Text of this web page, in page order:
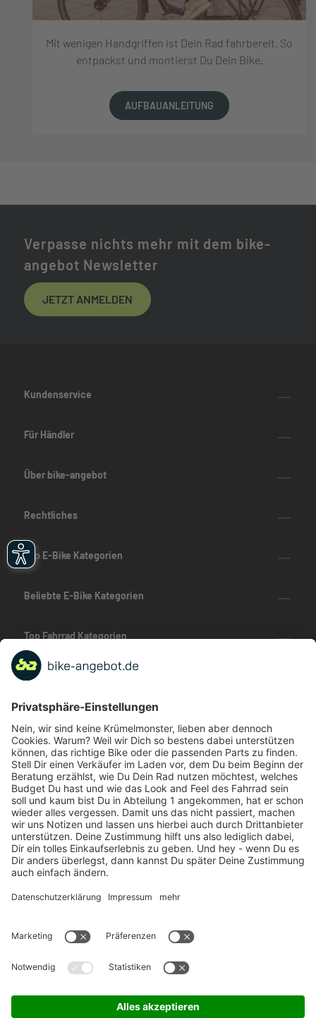
Mit wenigen Handgriffen ist Dein Rad fahrbereit. So
entpackst und montierst Du Dein Bike.
AUFBAUANLEITUNG
Verpasse nichts mehr mit dem bike-
angebot Newsletter
JETZT ANMELDEN
Kundenservice
Für Händler
Über bike-angebot
Rechtliches
Top E-Bike Kategorien
Beliebte E-Bike Kategorien
Top Fahrrad Kategorien
Beliebte Fahrrad-Kategorien
Marken-Highlights
TOP-Marken
ZAHLUNGSARTEN / RATENKAUF
FÜR ARBEITGEBER & ARBEITNEHMER